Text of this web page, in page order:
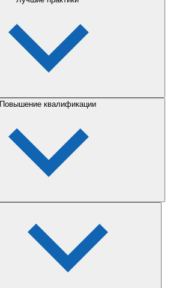
Повышение квалификации